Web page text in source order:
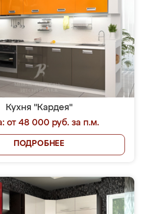
Кухня "Кардея"
от 48 000 руб. за п.м.
ПОДРОБНЕЕ